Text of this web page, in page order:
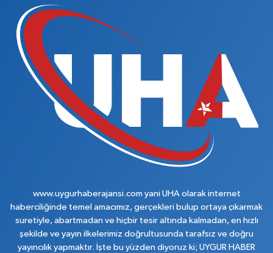
www.uygurhaberajansi.com yani UHA olarak internet
haberciliğinde temel amacımız, gerçekleri bulup ortaya çıkarmak
suretiyle, abartmadan ve hiçbir tesir altında kalmadan, en hızlı
şekilde ve yayın ilkelerimiz doğrultusunda tarafsız ve doğru
yayıncılık yapmaktır. İşte bu yüzden diyoruz ki; UYGUR HABER